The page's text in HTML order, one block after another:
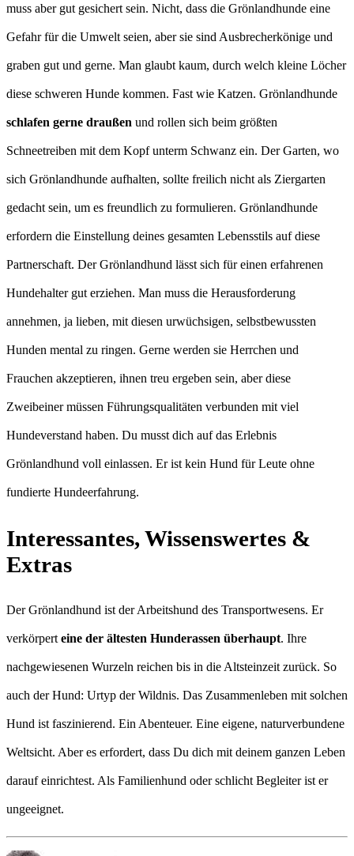
muss aber gut gesichert sein. Nicht, dass die Grönlandhunde eine
Gefahr für die Umwelt seien, aber sie sind Ausbrecherkönige und
graben gut und gerne. Man glaubt kaum, durch welch kleine Löcher
diese schweren Hunde kommen. Fast wie Katzen. Grönlandhunde
schlafen gerne draußen und rollen sich beim größten
Schneetreiben mit dem Kopf unterm Schwanz ein. Der Garten, wo
sich Grönlandhunde aufhalten, sollte freilich nicht als Ziergarten
gedacht sein, um es freundlich zu formulieren. Grönlandhunde
erfordern die Einstellung deines gesamten Lebensstils auf diese
Partnerschaft. Der Grönlandhund lässt sich für einen erfahrenen
Hundehalter gut erziehen. Man muss die Herausforderung
annehmen, ja lieben, mit diesen urwüchsigen, selbstbewussten
Hunden mental zu ringen. Gerne werden sie Herrchen und
Frauchen akzeptieren, ihnen treu ergeben sein, aber diese
Zweibeiner müssen Führungsqualitäten verbunden mit viel
Hundeverstand haben. Du musst dich auf das Erlebnis
Grönlandhund voll einlassen. Er ist kein Hund für Leute ohne
fundierte Hundeerfahrung.
Interessantes, Wissenswertes &
Extras
Der Grönlandhund ist der Arbeitshund des Transportwesens. Er
verkörpert eine der ältesten Hunderassen überhaupt. Ihre
nachgewiesenen Wurzeln reichen bis in die Altsteinzeit zurück. So
auch der Hund: Urtyp der Wildnis. Das Zusammenleben mit solchen
Hund ist faszinierend. Ein Abenteuer. Eine eigene, naturverbundene
Weltsicht. Aber es erfordert, dass Du dich mit deinem ganzen Leben
darauf einrichtest. Als Familienhund oder schlicht Begleiter ist er
ungeeignet.